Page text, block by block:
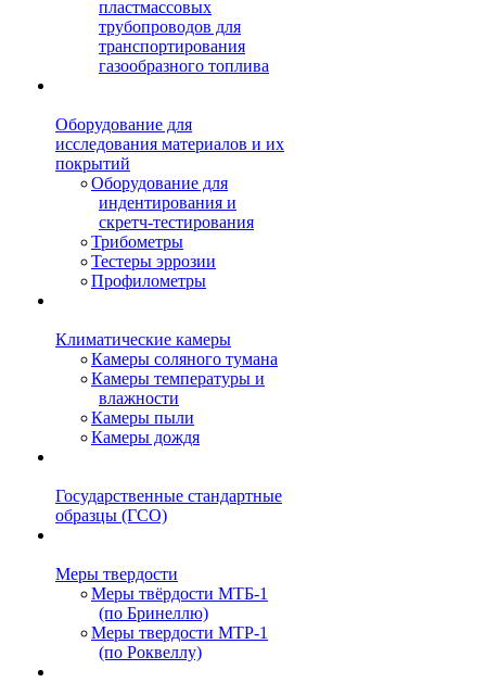
пластмассовых
трубопроводов для
транспортирования
газообразного топлива
Оборудование для
исследования материалов и их
покрытий
Оборудование для
индентирования и
скретч-тестирования
Трибометры
Тестеры эррозии
Профилометры
Климатические камеры
Камеры соляного тумана
Камеры температуры и
влажности
Камеры пыли
Камеры дождя
Государственные стандартные
образцы (ГСО)
Меры твердости
Меры твёрдости МТБ-1
(по Бринеллю)
Меры твердости МТР-1
(по Роквеллу)